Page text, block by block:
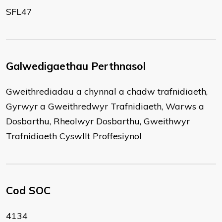
SFL47
Galwedigaethau Perthnasol
Gweithrediadau a chynnal a chadw trafnidiaeth,
Gyrwyr a Gweithredwyr Trafnidiaeth, Warws a
Dosbarthu, Rheolwyr Dosbarthu, Gweithwyr
Trafnidiaeth Cyswllt Proffesiynol
Cod SOC
4134